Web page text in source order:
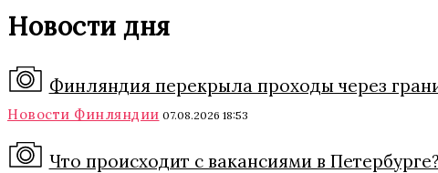
Новости дня
Финляндия перекрыла проходы через
Новости Финляндии 07.08.2026 18:53
Что происходит с вакансиями в